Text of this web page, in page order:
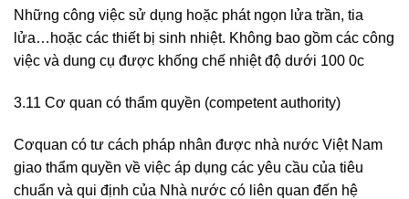
Những công việc sử dụng hoặc phát ngọn lửa trần, tia
lửa…hoặc các thiết bị sinh nhiệt. Không bao gồm các công
việc và dung cụ được khống chế nhiệt độ dưới 100 0c
3.11 Cơ quan có thẩm quyền (competent authority)
Cơquan có tư cách pháp nhân được nhà nước Việt Nam
giao thẩm quyền về việc áp dụng các yêu cầu của tiêu
chuẩn và qui định của Nhà nước có liên quan đến hệ